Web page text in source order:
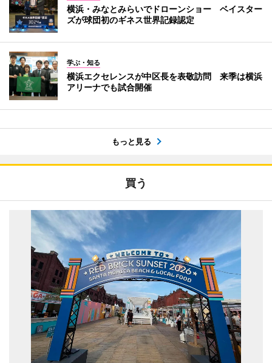
横浜・みなとみらいでドローンショー ベイスター
ズが球団初のギネス世界記録認定
学ぶ・知る
横浜エクセレンスが中区長を表敬訪問 来季は横浜
アリーナでも試合開催
もっと見る
買う